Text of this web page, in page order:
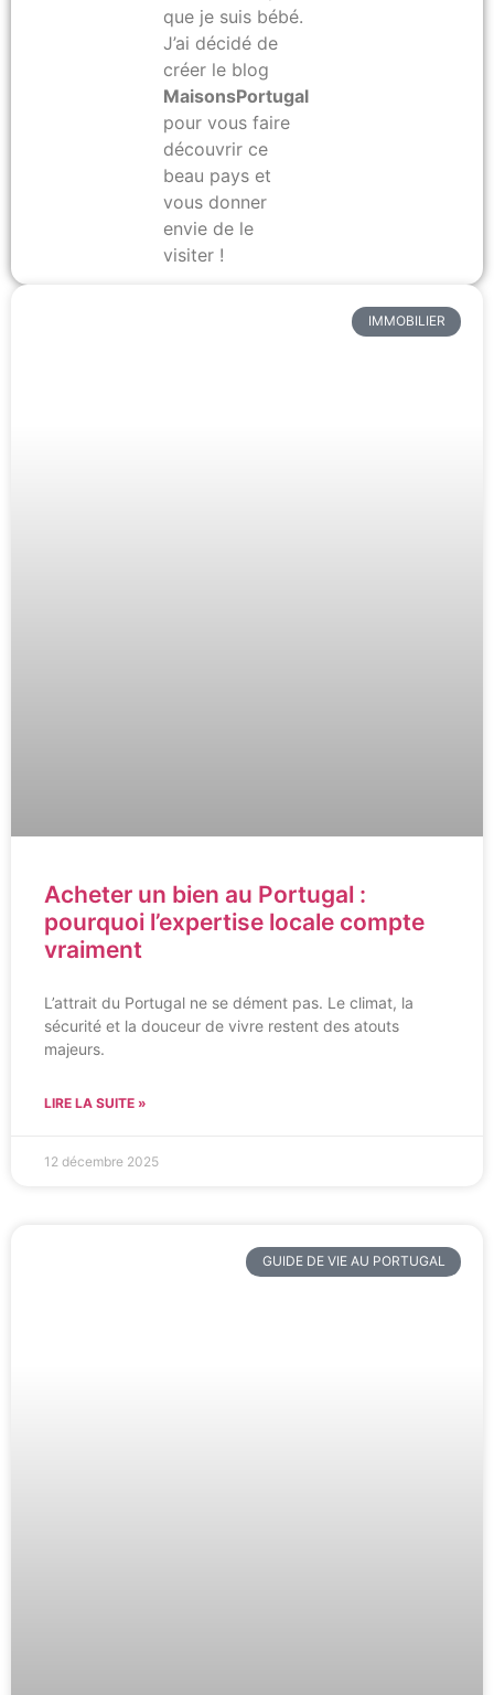
que je suis bébé.
J’ai décidé de
créer le blog
MaisonsPortugal.com
pour vous faire
découvrir ce
beau pays et
vous donner
envie de le
visiter !
IMMOBILIER
Acheter un bien au Portugal :
pourquoi l’expertise locale compte
vraiment
L’attrait du Portugal ne se dément pas. Le climat, la
sécurité et la douceur de vivre restent des atouts
majeurs.
LIRE LA SUITE »
12 décembre 2025
GUIDE DE VIE AU PORTUGAL